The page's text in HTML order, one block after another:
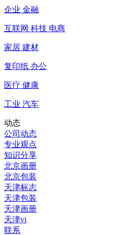
企业 金融
互联网 科技 电商
家居 建材
复印纸 办公
医疗 健康
工业 汽车
动态
公司动态
专业观点
知识分享
北京画册
北京包装
天津标志
天津包装
天津画册
天津vi
联系